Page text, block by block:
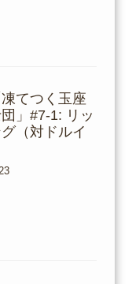
てつく玉座
」#7-1: リッ
（対ドルイ